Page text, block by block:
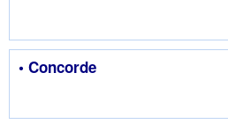
• Concorde